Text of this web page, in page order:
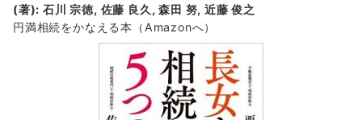
(著): 石川 宗徳, 佐藤 良久, 森田 努, 近藤 俊之
円満相続をかなえる本（Amazonへ）